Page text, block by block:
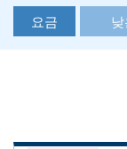
요금